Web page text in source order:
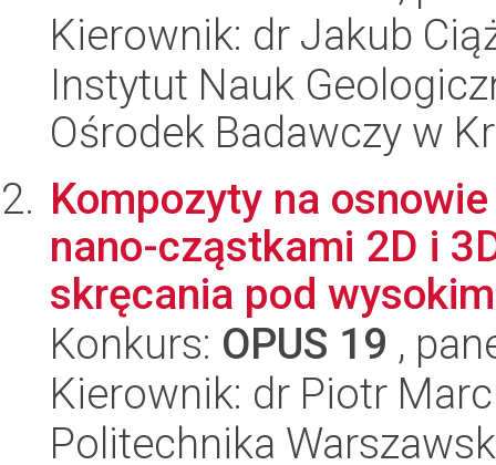
Kierownik: dr Jakub
Instytut Nauk
Ośrodek Badawczy w
Kompozyty na
nano-cząstkami 2D i
skręcania pod
Konkurs: OPUS 19 ,
Kierownik: dr Piotr
Politechnika